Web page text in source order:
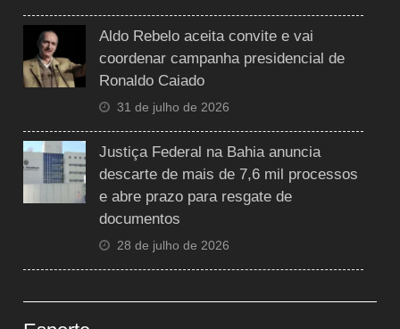
Aldo Rebelo aceita convite e vai
coordenar campanha presidencial de
Ronaldo Caiado
31 de julho de 2026
Justiça Federal na Bahia anuncia
descarte de mais de 7,6 mil processos
e abre prazo para resgate de
documentos
28 de julho de 2026